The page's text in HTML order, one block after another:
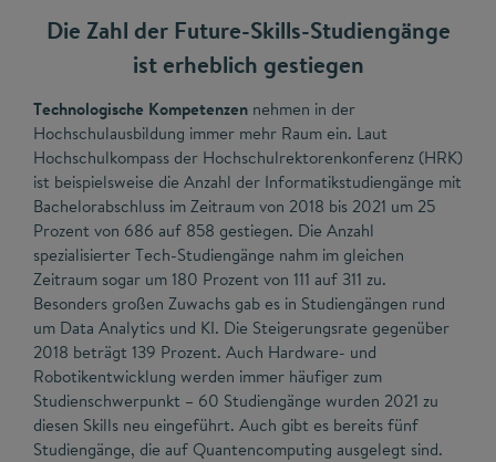
Die Zahl der Future-Skills-Studiengänge
ist erheblich gestiegen
Technologische Kompetenzen nehmen in der
Hochschulausbildung immer mehr Raum ein. Laut
Hochschulkompass der Hochschulrektorenkonferenz (HRK)
ist beispielsweise die Anzahl der Informatikstudiengänge mit
Bachelorabschluss im Zeitraum von 2018 bis 2021 um 25
Prozent von 686 auf 858 gestiegen. Die Anzahl
spezialisierter Tech-Studiengänge nahm im gleichen
Zeitraum sogar um 180 Prozent von 111 auf 311 zu.
Besonders großen Zuwachs gab es in Studiengängen rund
um Data Analytics und KI. Die Steigerungsrate gegenüber
2018 beträgt 139 Prozent. Auch Hardware- und
Robotikentwicklung werden immer häufiger zum
Studienschwerpunkt – 60 Studiengänge wurden 2021 zu
diesen Skills neu eingeführt. Auch gibt es bereits fünf
Studiengänge, die auf Quantencomputing ausgelegt sind.